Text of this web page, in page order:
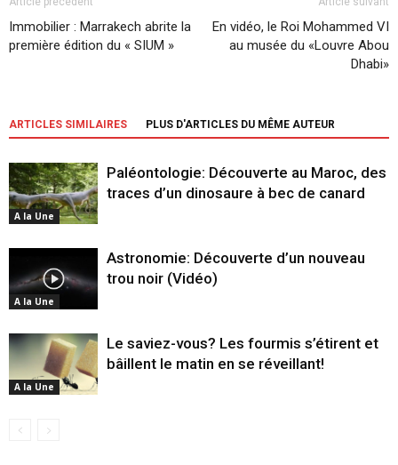
Immobilier : Marrakech abrite la
première édition du « SIUM »
En vidéo, le Roi Mohammed VI
au musée du «Louvre Abou
Dhabi»
ARTICLES SIMILAIRES PLUS D'ARTICLES DU MÊME AUTEUR
A la Une
Paléontologie: Découverte au Maroc, des
traces d’un dinosaure à bec de canard
A la Une
Astronomie: Découverte d’un nouveau
trou noir (Vidéo)
A la Une
Le saviez-vous? Les fourmis s’étirent et
bâillent le matin en se réveillant!